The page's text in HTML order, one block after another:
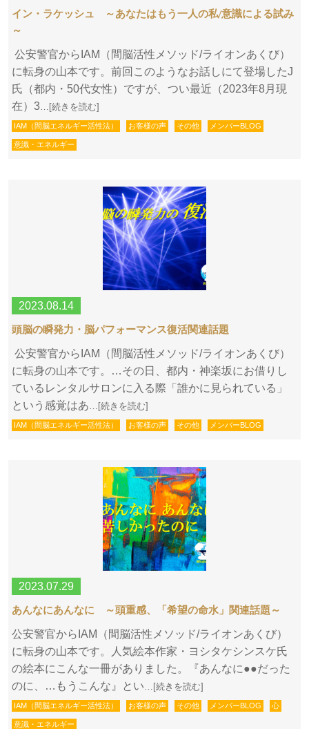
イン・ラケッシュ ～あなたはもう一人の私/意識による試み
～
公安警官からIAM（間脳活性メソッド/ライオンあくび）
に転身の山本です。前回このようなお話しにて登場したJ
氏（都内・50代女性）ですが、つい最近（2023年8月現
在）3…[続きを読む]
IAM（間脳エネルギー活性法） お客様の声 その他 メンバーBLOG
意識・エネルギー
2023.08.14
頭脳の瞬発力・脳パフォーマンス復活関連話題
公安警官からIAM（間脳活性メソッド/ライオンあくび）
に転身の山本です。…その日、都内・神楽坂にお借りし
ているレンタルサロンに入る際「誰かに見られている」
という感覚はあ…[続きを読む]
IAM（間脳エネルギー活性法） お客様の声 その他 メンバーBLOG
2023.07.29
あんなにあんなに ～頭重感、「希望の命水」関連話題～
公安警官からIAM（間脳活性メソッド/ライオンあくび）
に転身の山本です。人気絵本作家・ヨシタケシンスケ氏
の絵本にこんな一冊がありました。『あんなに●●だった
のに、…もうこんな』とい…[続きを読む]
IAM（間脳エネルギー活性法） お客様の声 その他 メンバーBLOG 心
意識・エネルギー